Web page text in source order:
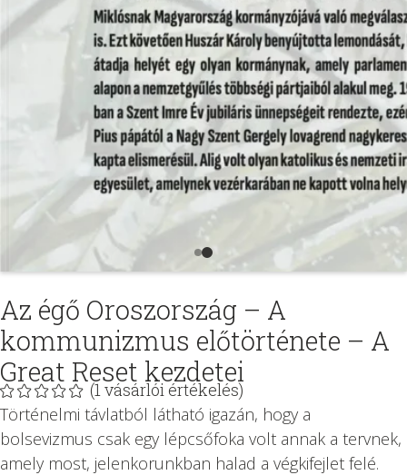
Az égő Oroszország – A
kommunizmus előtörténete – A
Great Reset kezdetei
(1vásárlói értékelés)
Történelmi ​távlatból látható igazán, hogy a
bolsevizmus csak egy lépcsőfoka volt annak a tervnek,
amely most, jelenkorunkban halad a végkifejlet felé.